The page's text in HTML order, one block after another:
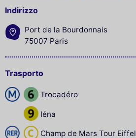
Indirizzo
Port de la Bourdonnais
75007 Paris
Trasporto
Trocadéro
Iéna
Champ de Mars Tour Eiffel